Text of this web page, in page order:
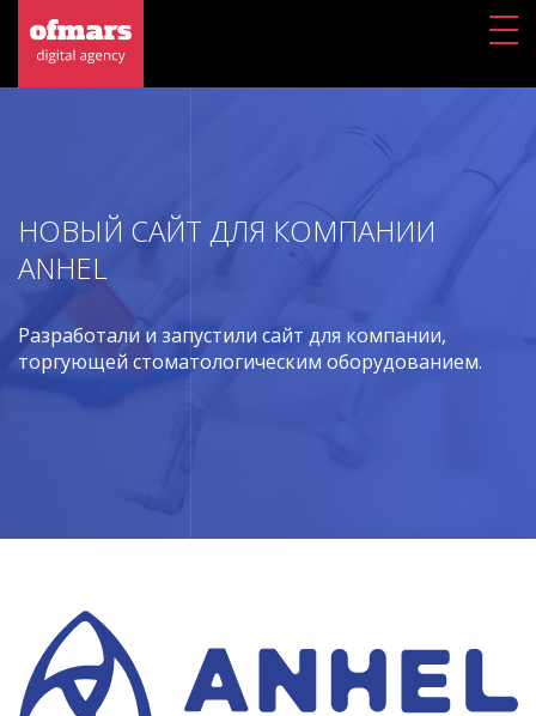
НОВЫЙ САЙТ ДЛЯ КОМПАНИИ
ANHEL
Разработали и запустили сайт для компании,
торгующей стоматологическим оборудованием.